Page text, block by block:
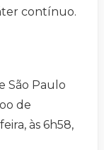
contínuo.
São Paulo
de
às 6h58,